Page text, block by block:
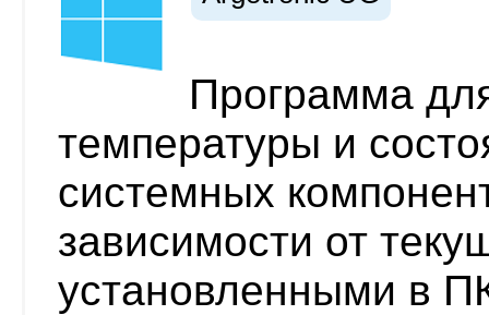
Программа
температуры и
системных
зависимости от
установленными в